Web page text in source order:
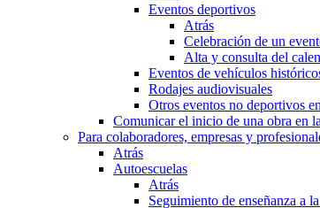
Eventos deportivos
Atrás
Celebración de un
Alta y consulta del
Eventos de vehículos
Rodajes audiovisuales
Otros eventos no deportivos
Comunicar el inicio de una obra en
Para colaboradores, empresas y
Atrás
Autoescuelas
Atrás
Seguimiento de enseñanza a